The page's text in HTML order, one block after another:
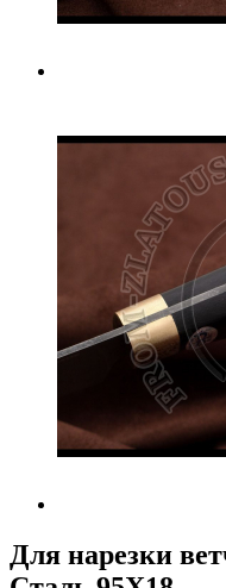
Для нарезки